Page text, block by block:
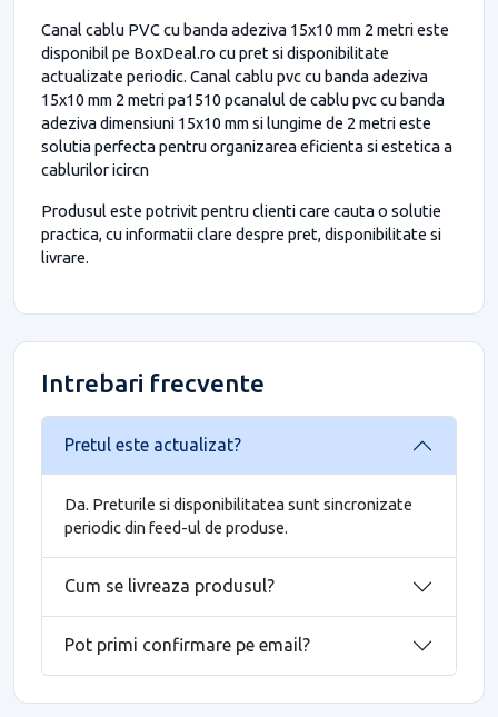
Canal cablu PVC cu banda adeziva 15x10 mm 2 metri este
disponibil pe BoxDeal.ro cu pret si disponibilitate
actualizate periodic. Canal cablu pvc cu banda adeziva
15x10 mm 2 metri pa1510 pcanalul de cablu pvc cu banda
adeziva dimensiuni 15x10 mm si lungime de 2 metri este
solutia perfecta pentru organizarea eficienta si estetica a
cablurilor icircn
Produsul este potrivit pentru clienti care cauta o solutie
practica, cu informatii clare despre pret, disponibilitate si
livrare.
Intrebari frecvente
Pretul este actualizat?
Da. Preturile si disponibilitatea sunt sincronizate
periodic din feed-ul de produse.
Cum se livreaza produsul?
Pot primi confirmare pe email?